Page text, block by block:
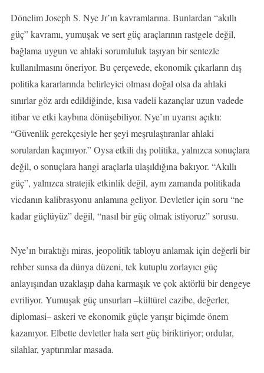
Dönelim Joseph S. Nye Jr’ın kavramlarına. Bunlardan “akıllı
güç” kavramı, yumuşak ve sert güç araçlarının rastgele değil,
bağlama uygun ve ahlaki sorumluluk taşıyan bir sentezle
kullanılmasını öneriyor. Bu çerçevede, ekonomik çıkarların dış
politika kararlarında belirleyici olması doğal olsa da ahlaki
sınırlar göz ardı edildiğinde, kısa vadeli kazançlar uzun vadede
itibar ve etki kaybına dönüşebiliyor. Nye’ın uyarısı açıktı:
“Güvenlik gerekçesiyle her şeyi meşrulaştıranlar ahlaki
sorulardan kaçınıyor.” Oysa etkili dış politika, yalnızca sonuçlara
değil, o sonuçlara hangi araçlarla ulaşıldığına bakıyor. “Akıllı
güç”, yalnızca stratejik etkinlik değil, aynı zamanda politikada
vicdanın kalibrasyonu anlamına geliyor. Devletler için soru “ne
kadar güçlüyüz” değil, “nasıl bir güç olmak istiyoruz” sorusu.
Nye’ın bıraktığı miras, jeopolitik tabloyu anlamak için değerli bir
rehber sunsa da dünya düzeni, tek kutuplu zorlayıcı güç
anlayışından uzaklaşıp daha karmaşık ve çok aktörlü bir dengeye
evriliyor. Yumuşak güç unsurları –kültürel cazibe, değerler,
diplomasi– askeri ve ekonomik güçle yarışır biçimde önem
kazanıyor. Elbette devletler hala sert güç biriktiriyor; ordular,
silahlar, yaptırımlar masada.